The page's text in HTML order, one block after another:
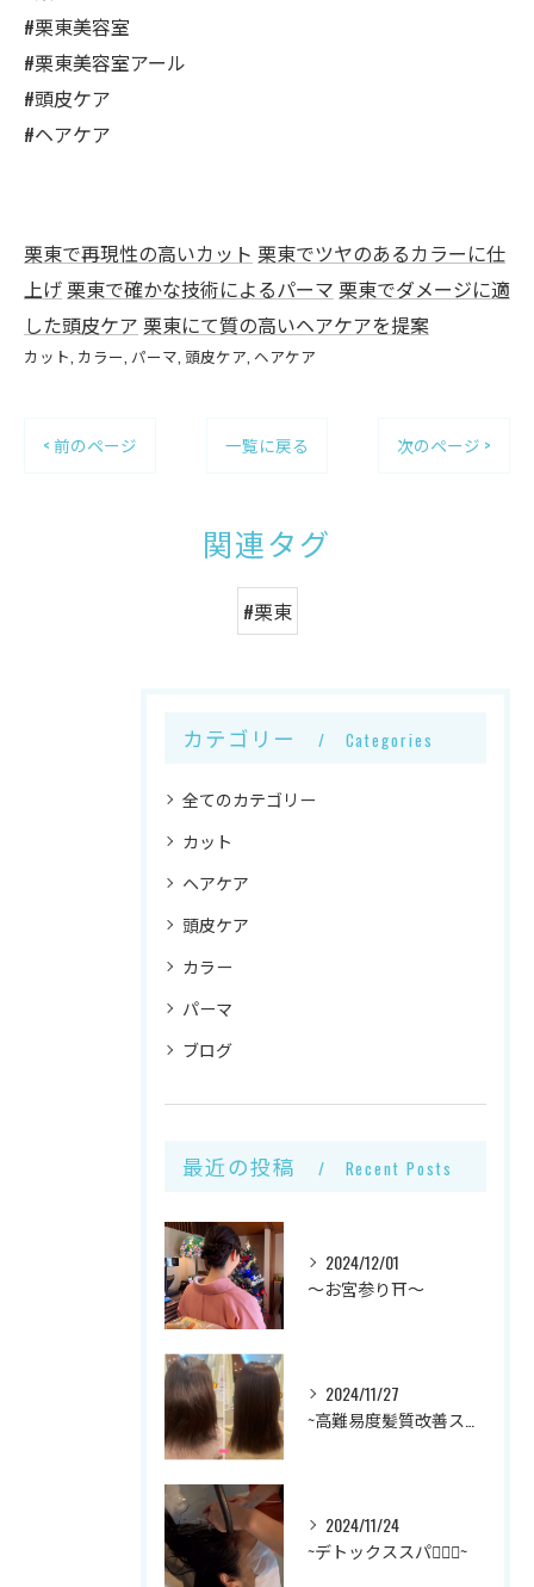
#栗東美容室
#栗東美容室アール
#頭皮ケア
#ヘアケア
栗東で再現性の高いカット 栗東でツヤのあるカラーに仕
上げ 栗東で確かな技術によるパーマ 栗東でダメージに適
した頭皮ケア 栗東にて質の高いヘアケアを提案
カット カラー パーマ 頭皮ケア ヘアケア
< 前のページ 一覧に戻る 次のページ >
関連タグ
#栗東
カテゴリー Categories
全てのカテゴリー
カット
ヘアケア
頭皮ケア
カラー
パーマ
ブログ
最近の投稿 Recent Posts
2024/12/01
～お宮参り⛩～
2024/11/27
~高難易度髪質改善ストレート✨~
2024/11/24
~デトックススパ💆🏻‍♀️~